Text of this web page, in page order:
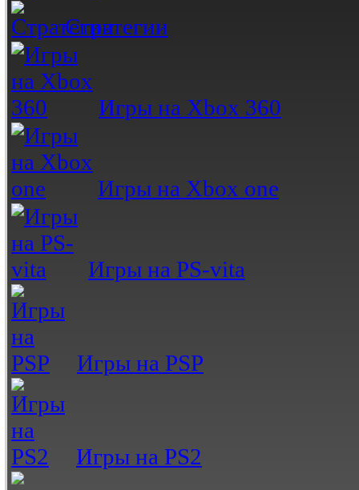
Стратегии
Игры на Xbox 360
Игры на Xbox one
Игры на PS-vita
Игры на PSP
Игры на PS2